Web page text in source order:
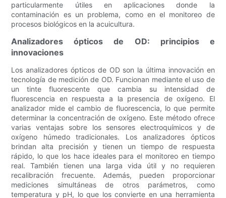
particularmente útiles en aplicaciones donde la
contaminación es un problema, como en el monitoreo de
procesos biológicos en la acuicultura.
Analizadores ópticos de OD: principios e
innovaciones
Los analizadores ópticos de OD son la última innovación en
tecnología de medición de OD. Funcionan mediante el uso de
un tinte fluorescente que cambia su intensidad de
fluorescencia en respuesta a la presencia de oxígeno. El
analizador mide el cambio de fluorescencia, lo que permite
determinar la concentración de oxígeno. Este método ofrece
varias ventajas sobre los sensores electroquímicos y de
oxígeno húmedo tradicionales. Los analizadores ópticos
brindan alta precisión y tienen un tiempo de respuesta
rápido, lo que los hace ideales para el monitoreo en tiempo
real. También tienen una larga vida útil y no requieren
recalibración frecuente. Además, pueden proporcionar
mediciones simultáneas de otros parámetros, como
temperatura y pH, lo que los convierte en una herramienta